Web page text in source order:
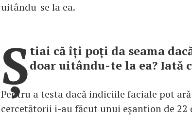
uitându-se la ea.
Știai că îți poți da seama
doar uitându-te la ea? Iată
Pentru a testa dacă indiciile faciale pot
cercetătorii i-au făcut unui eșantion de 22